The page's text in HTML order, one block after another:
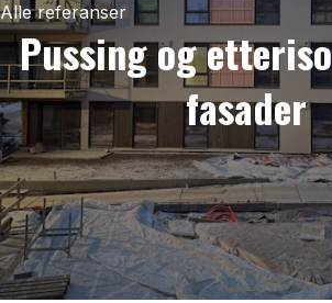
Alle referanser
Pussing og
fasader